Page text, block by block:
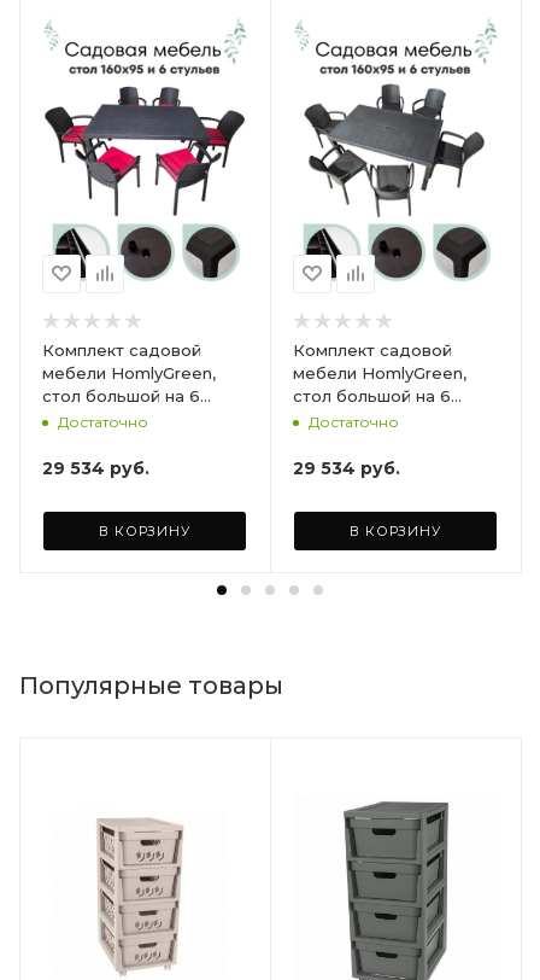
Комплект садовой
мебели HomlyGreen,
стол большой на 6
персон 153х79х70, 6
бордовыми подушками
Достаточно
29 534 руб.
В КОРЗИНУ
Комплект садовой
мебели HomlyGreen,
стол большой на 6
персон 153х79х70, 6
коричневыми
Достаточно
29 534 руб.
В КОРЗИНУ
Популярные товары